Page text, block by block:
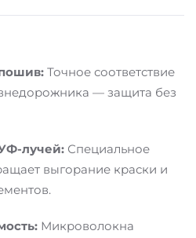
Точное соответствие
— защита без
лучей: Специальное
выгорание краски и
Микроволокна